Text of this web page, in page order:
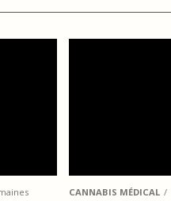
CANNABIS MÉDICAL